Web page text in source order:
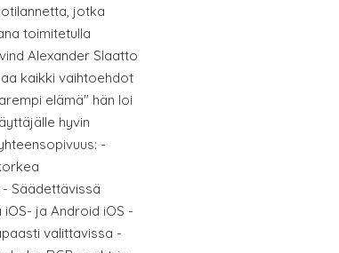
jotka
toimitetulla
Alexander Slaatto
kaikki vaihtoehdot
elämä" hän loi
hyvin
-
Säädettävissä
ja Android iOS -
valittavissa -